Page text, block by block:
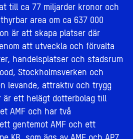
till ca 77 miljarder kronor och
area om ca 637 000
är att skapa platser där
att utveckla och förvalta
handelsplatser och stadsrum
Stockholmsverken och
levande, attraktiv och trygg
är ett helägt dotterbolag till
AMF och har två
gentemot AMF och ett